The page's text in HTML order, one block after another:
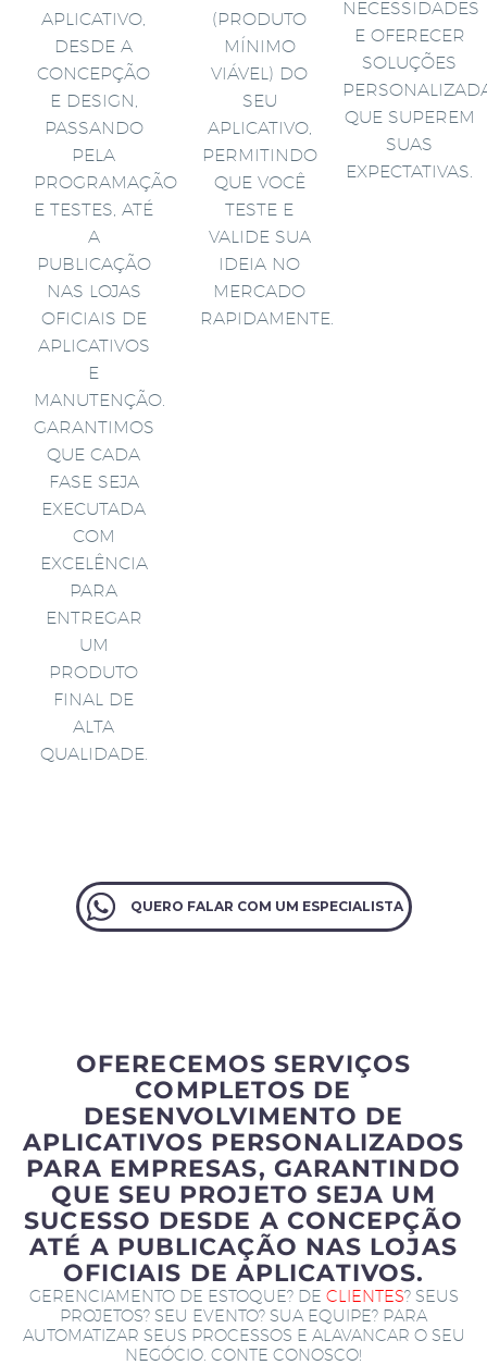
APLICATIVO,
DESDE A
CONCEPÇÃO
E DESIGN,
PASSANDO
PELA
PROGRAMAÇÃO
E TESTES, ATÉ
A
PUBLICAÇÃO
NAS LOJAS
OFICIAIS DE
APLICATIVOS
E
MANUTENÇÃO.
GARANTIMOS
QUE CADA
FASE SEJA
EXECUTADA
COM
EXCELÊNCIA
PARA
ENTREGAR
UM
PRODUTO
FINAL DE
ALTA
QUALIDADE.
(PRODUTO
MÍNIMO
VIÁVEL) DO
SEU
APLICATIVO,
PERMITINDO
QUE VOCÊ
TESTE E
VALIDE SUA
IDEIA NO
MERCADO
RAPIDAMENTE.
NECESSIDADES
E OFERECER
SOLUÇÕES
QUE SUPEREM
SUAS
EXPECTATIVAS.
QUERO FALAR COM UM ESPECIALISTA
OFERECEMOS SERVIÇOS
COMPLETOS DE
DESENVOLVIMENTO DE
APLICATIVOS PERSONALIZADOS
PARA EMPRESAS, GARANTINDO
QUE SEU PROJETO SEJA UM
SUCESSO DESDE A CONCEPÇÃO
ATÉ A PUBLICAÇÃO NAS LOJAS
OFICIAIS DE APLICATIVOS.
GERENCIAMENTO DE ESTOQUE? DE CLIENTES? SEUS
PROJETOS? SEU EVENTO? SUA EQUIPE? PARA
AUTOMATIZAR SEUS PROCESSOS E ALAVANCAR O SEU
NEGÓCIO. CONTE CONOSCO!